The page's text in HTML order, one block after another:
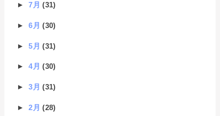
►7月(31)
►6月(30)
►5月(31)
►4月(30)
►3月(31)
►2月(28)